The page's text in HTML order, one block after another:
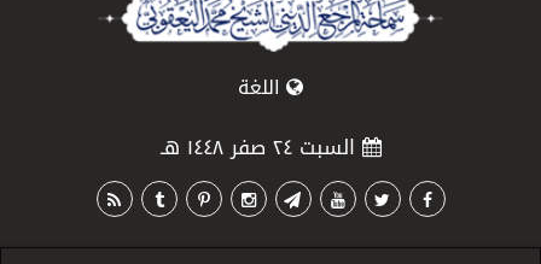
اللغة
السبت ٢٤ صفر ١٤٤٨ هـ